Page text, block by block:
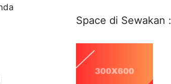
Space di Sewakan :